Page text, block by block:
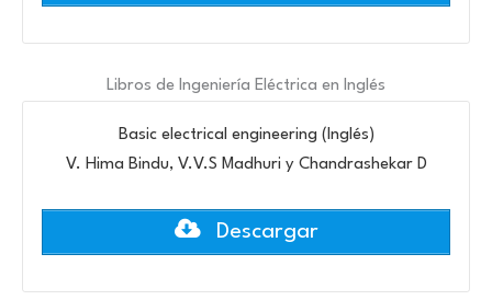
Libros de Ingeniería Eléctrica en Inglés
Basic electrical engineering (Inglés)
V. Hima Bindu, V.V.S Madhuri y Chandrashekar D
Descargar